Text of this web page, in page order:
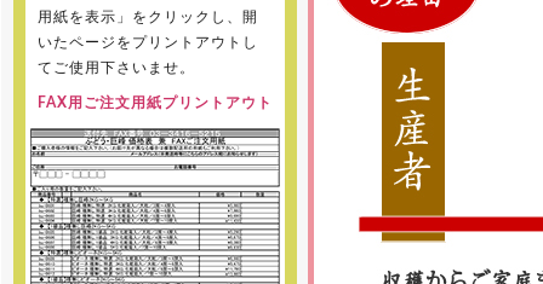
用紙を表示」をクリックし、開
いたページをプリントアウトし
てご使用下さいませ。
FAX用ご注文用紙プリントアウト